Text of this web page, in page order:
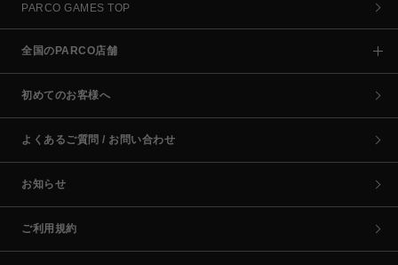
PARCO GAMES TOP
全国のPARCO店舗
初めてのお客様へ
よくあるご質問 / お問い合わせ
お知らせ
ご利用規約